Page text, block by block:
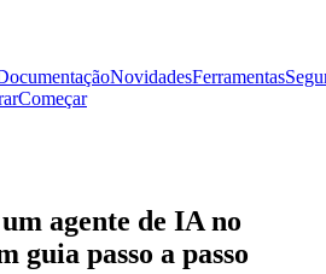
NovidadesFerramentas
Começar
agente de IA no
guia passo a passo